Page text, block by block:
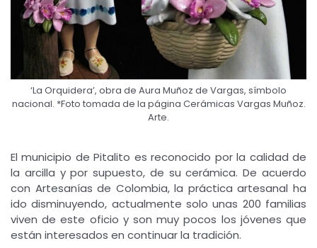
‘La Orquidera’, obra de Aura Muñoz de Vargas, símbolo
nacional. *Foto tomada de la página Cerámicas Vargas Muñoz.
Arte.
El municipio de Pitalito es reconocido por la calidad de
la arcilla y por supuesto, de su cerámica. De acuerdo
con Artesanías de Colombia, la práctica artesanal ha
ido disminuyendo, actualmente solo unas 200 familias
viven de este oficio y son muy pocos los jóvenes que
están interesados en continuar la tradición.